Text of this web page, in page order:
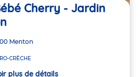
Cherry - Jardin
Menton
CRÈCHE
plus de détails